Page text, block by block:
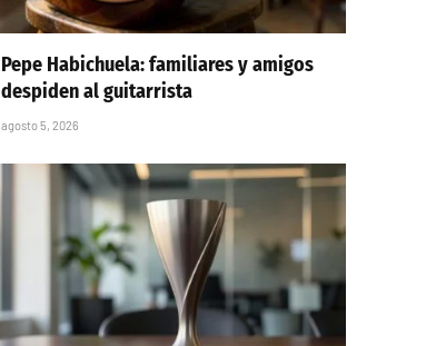
Pepe Habichuela: familiares y amigos
despiden al guitarrista
agosto 5, 2026